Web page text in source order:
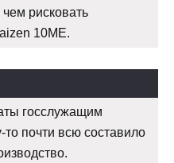
чем рисковать
10ME.
госслужащим
почти всю составило